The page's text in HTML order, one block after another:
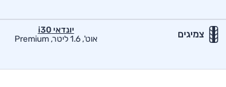
צמיגים
יונדאי i30
אוט', 1.6 ליטר, Premium